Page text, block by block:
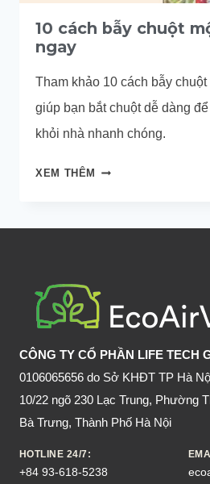
10 cách bẫy chuột
ngay
Tham khảo 10 cách bẫy
giúp bạn bắt chuột dễ dàng
khỏi nhà nhanh chóng.
XEM THÊM
10
CHUỘT
TRÚNG
NGAY
CÔNG TY CỔ PHẦN LIFE TECH
0106065656 do Sở KHĐT TP Hà
10/22 ngõ 230 Lạc Trung, Phường
Bà Trưng, Thành Phố Hà Nội
HOTLINE 24/7:
+84 93-618-5238